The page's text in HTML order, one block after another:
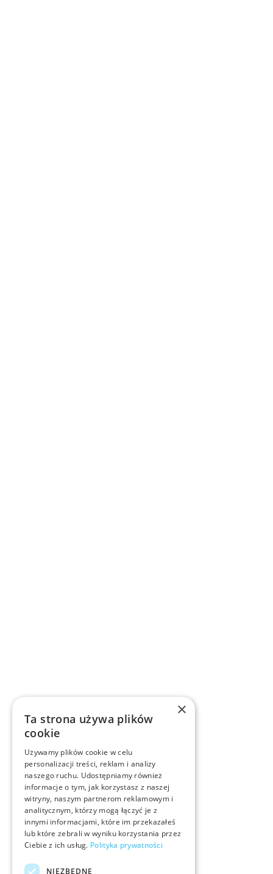
×
Ta strona używa plików
cookie
Używamy plików cookie w celu
personalizacji treści, reklam i analizy
naszego ruchu. Udostępniamy również
informacje o tym, jak korzystasz z naszej
witryny, naszym partnerom reklamowym i
analitycznym, którzy mogą łączyć je z
innymi informacjami, które im przekazałeś
lub które zebrali w wyniku korzystania przez
Ciebie z ich usług. Polityka prywatności
NIEZBĘDNE